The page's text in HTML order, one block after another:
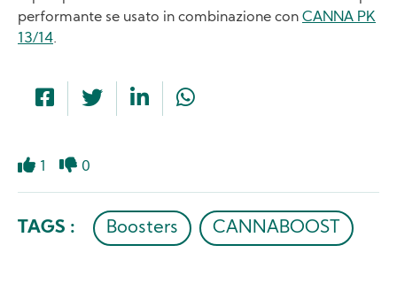
performante se usato in combinazione con CANNA PK
13/14.
1 0
TAGS : Boosters CANNABOOST